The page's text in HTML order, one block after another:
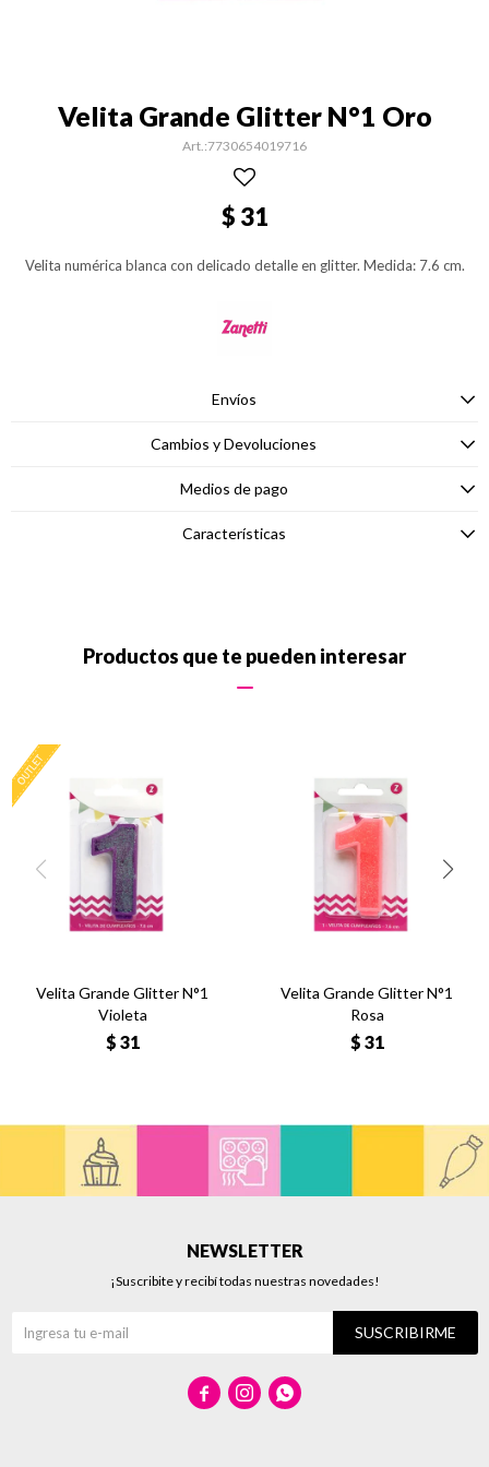
Velita Grande Glitter N°1 Oro
7730654019716
$ 31
Velita numérica blanca con delicado detalle en glitter. Medida: 7.6 cm.
Envíos
Cambios y Devoluciones
Medios de pago
Características
Productos que te pueden interesar
Velita Grande Glitter N°1
Violeta
$ 31
Velita Grande Glitter N°1
Rosa
$ 31
NEWSLETTER
¡Suscribite y recibí todas nuestras novedades!
SUSCRIBIRME
  